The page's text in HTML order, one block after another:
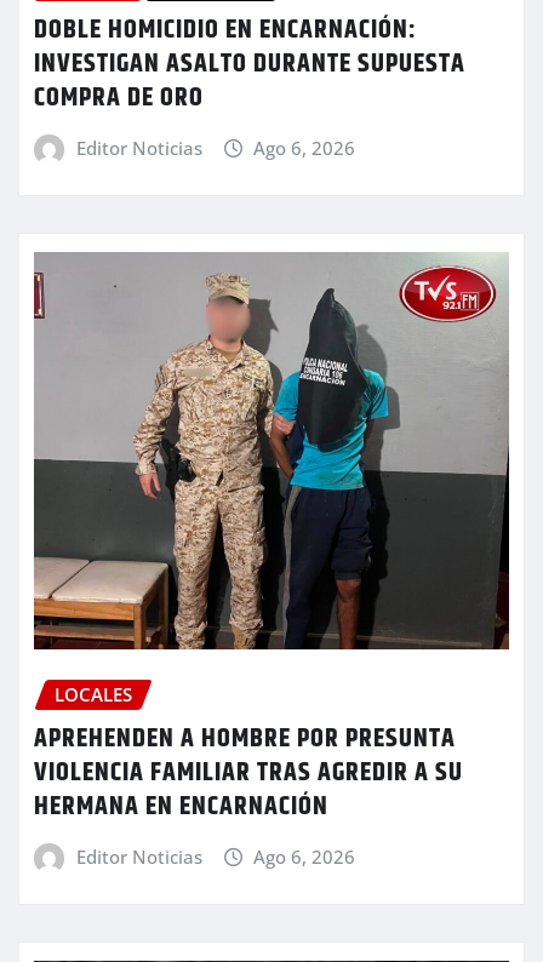
DOBLE HOMICIDIO EN ENCARNACIÓN:
INVESTIGAN ASALTO DURANTE SUPUESTA
COMPRA DE ORO
Editor Noticias Ago 6, 2026
LOCALES
APREHENDEN A HOMBRE POR PRESUNTA
VIOLENCIA FAMILIAR TRAS AGREDIR A SU
HERMANA EN ENCARNACIÓN
Editor Noticias Ago 6, 2026